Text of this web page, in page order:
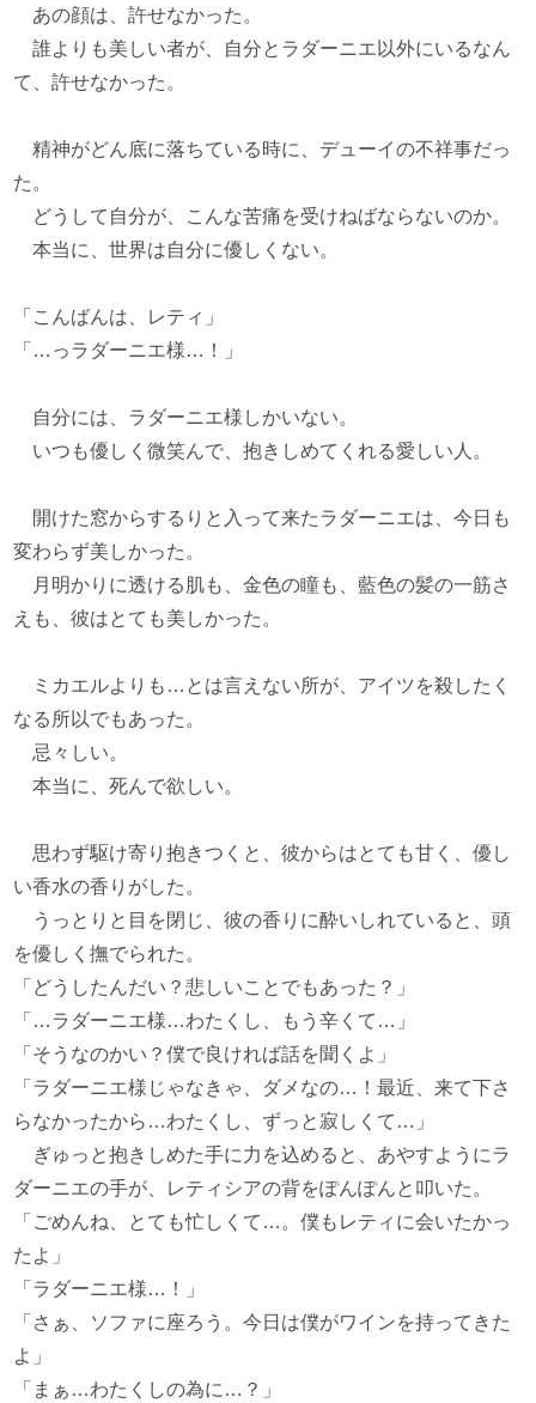
あの顔は、許せなかった。
誰よりも美しい者が、自分とラダーニエ以外にいるなん
て、許せなかった。
精神がどん底に落ちている時に、デューイの不祥事だっ
た。
どうして自分が、こんな苦痛を受けねばならないのか。
本当に、世界は自分に優しくない。
「こんばんは、レティ」
「…っラダーニエ様…！」
自分には、ラダーニエ様しかいない。
いつも優しく微笑んで、抱きしめてくれる愛しい人。
開けた窓からするりと入って来たラダーニエは、今日も
変わらず美しかった。
月明かりに透ける肌も、金色の瞳も、藍色の髪の一筋さ
えも、彼はとても美しかった。
ミカエルよりも…とは言えない所が、アイツを殺したく
なる所以でもあった。
忌々しい。
本当に、死んで欲しい。
思わず駆け寄り抱きつくと、彼からはとても甘く、優し
い香水の香りがした。
うっとりと目を閉じ、彼の香りに酔いしれていると、頭
を優しく撫でられた。
「どうしたんだい？悲しいことでもあった？」
「…ラダーニエ様…わたくし、もう辛くて…」
「そうなのかい？僕で良ければ話を聞くよ」
「ラダーニエ様じゃなきゃ、ダメなの…！最近、来て下さ
らなかったから…わたくし、ずっと寂しくて…」
ぎゅっと抱きしめた手に力を込めると、あやすようにラ
ダーニエの手が、レティシアの背をぽんぽんと叩いた。
「ごめんね、とても忙しくて…。僕もレティに会いたかっ
たよ」
「ラダーニエ様…！」
「さぁ、ソファに座ろう。今日は僕がワインを持ってきた
よ」
「まぁ…わたくしの為に…？」